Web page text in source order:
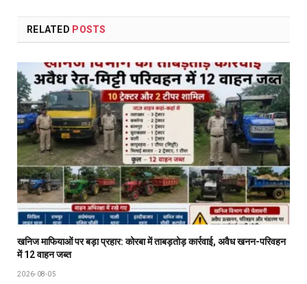
RELATED POSTS
खनिज माफियाओं पर बड़ा प्रहार: कोरबा में ताबड़तोड़ कार्रवाई, अवैध खनन-परिवहन
में 12 वाहन जब्त
2026-08-05